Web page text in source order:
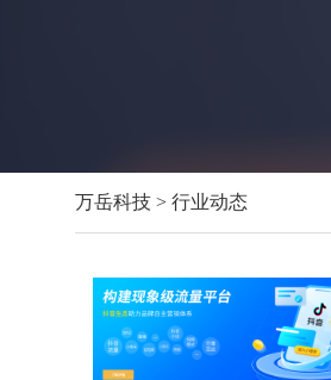
万岳科技> 行业动态